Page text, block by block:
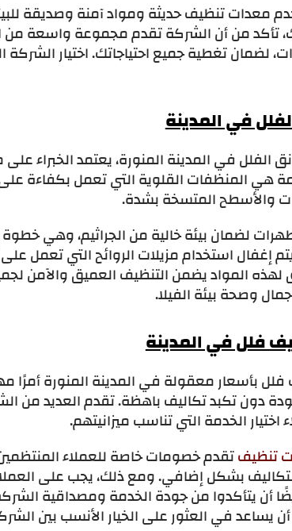
معدات تنظيف حديثة ومواد آمنة وصديقة
تأكد من أن الشركة تقدم مجموعة واسعة من
لضمان تغطية جميع احتياجاتك. اختيار
في المدينة
الفلل في المدينة المنورة، يعتمد الخبراء
هي المنظفات القلوية التي تعمل بكفاءة
والأسطح المتسخة بشدة.
لضمان بيئة خالية من الجراثيم، وهي
إغفال استخدام مزيلات الروائح التي تعمل
لهذه المواد يضمن التنظيف العميق والآمن
وصحة بيئة الفيلا.
فلل في المدينة
فلل بأسعار معقولة في المدينة المنورة أمرًا
دون تكبد تكاليف باهظة. تقدم العديد من
اختيار الخدمة التي تناسب ميزانيتهم.
تنظيفتقدم خصومات خاصة للعملاء
بشكل إضافي. ومع ذلك، يجب على
أن يتأكدوا من جودة الخدمة ومصداقية
يساعد في العثور على الخيار الأنسب بين